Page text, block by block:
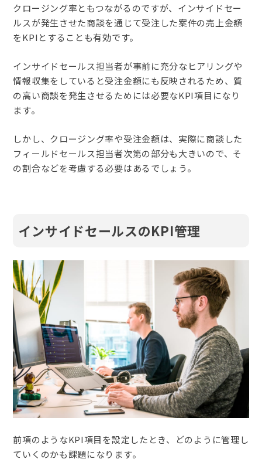
クロージング率ともつながるのですが、インサイドセー
ルスが発生させた商談を通じて受注した案件の売上金額
をKPIとすることも有効です。
インサイドセールス担当者が事前に充分なヒアリングや
情報収集をしていると受注金額にも反映されるため、質
の高い商談を発生させるためには必要なKPI項目になり
ます。
しかし、クロージング率や受注金額は、実際に商談した
フィールドセールス担当者次第の部分も大きいので、そ
の割合などを考慮する必要はあるでしょう。
インサイドセールスのKPI管理
前項のようなKPI項目を設定したとき、どのように管理し
ていくのかも課題になります。